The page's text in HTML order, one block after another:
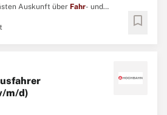
Auskunft über Fahr- und
mit abgeschlossener Probezeit. ...
bookmark
m/d)